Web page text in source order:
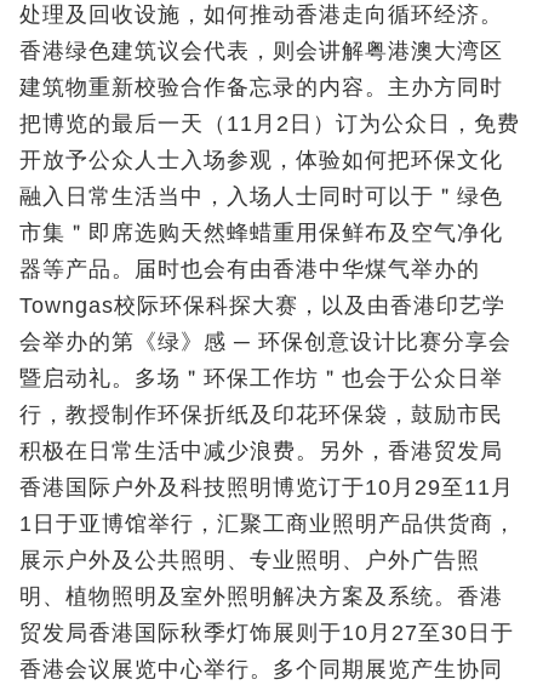
处理及回收设施，如何推动香港走向循环经济。
香港绿色建筑议会代表，则会讲解粤港澳大湾区
建筑物重新校验合作备忘录的内容。主办方同时
把博览的最后一天（11月2日）订为公众日，免费
开放予公众人士入场参观，体验如何把环保文化
融入日常生活当中，入场人士同时可以于＂绿色
市集＂即席选购天然蜂蜡重用保鲜布及空气净化
器等产品。届时也会有由香港中华煤气举办的
Towngas校际环保科探大赛，以及由香港印艺学
会举办的第《绿》感 ─ 环保创意设计比赛分享会
暨启动礼。多场＂环保工作坊＂也会于公众日举
行，教授制作环保折纸及印花环保袋，鼓励市民
积极在日常生活中减少浪费。另外，香港贸发局
香港国际户外及科技照明博览订于10月29至11月
1日于亚博馆举行，汇聚工商业照明产品供货商，
展示户外及公共照明、专业照明、户外广告照
明、植物照明及室外照明解决方案及系统。香港
贸发局香港国际秋季灯饰展则于10月27至30日于
香港会议展览中心举行。多个同期展览产生协同